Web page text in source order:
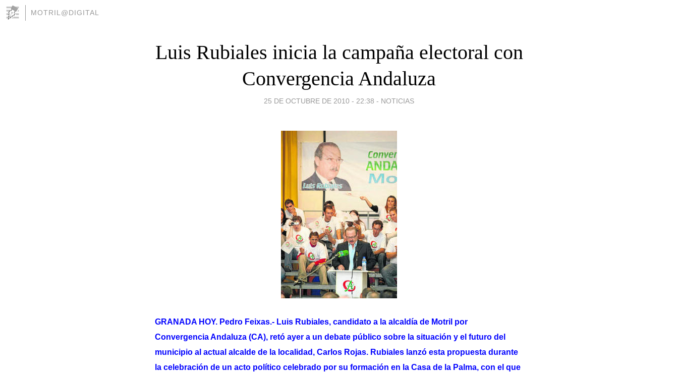
MOTRIL@DIGITAL
Luis Rubiales inicia la campaña electoral con
Convergencia Andaluza
25 DE OCTUBRE DE 2010 - 22:38 - NOTICIAS
GRANADA HOY. Pedro Feixas.- Luis Rubiales, candidato a la alcaldía de Motril por
Convergencia Andaluza (CA), retó ayer a un debate público sobre la situación y el futuro del
municipio al actual alcalde de la localidad, Carlos Rojas. Rubiales lanzó esta propuesta durante
la celebración de un acto político celebrado por su formación en la Casa de la Palma, con el que